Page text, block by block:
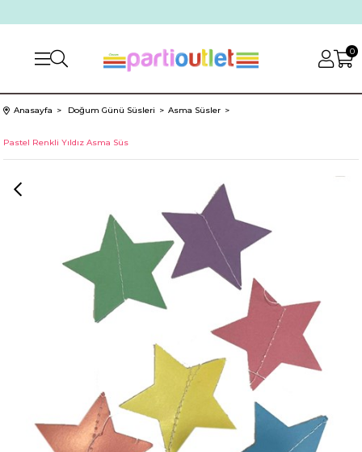
0
Anasayfa Doğum Günü Süsleri Asma Süsler
Pastel Renkli Yıldız Asma Süs